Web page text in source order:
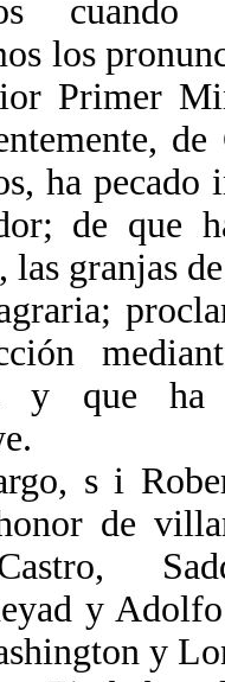
los
Primer
ha pecado
de que
granjas
y que ha
s i
de
y
y